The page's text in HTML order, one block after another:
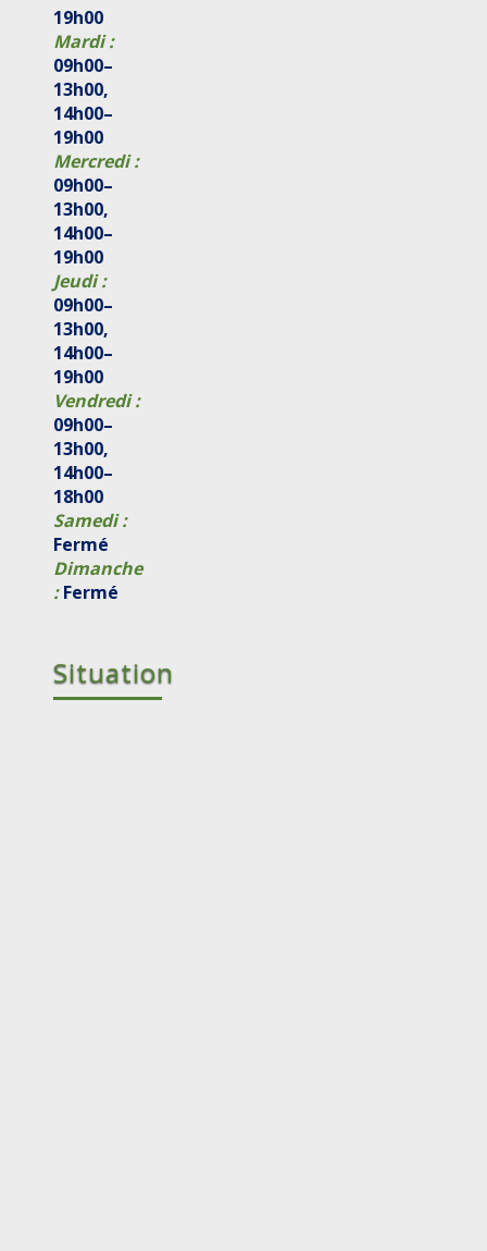
19h00
Mardi :
09h00–
13h00,
14h00–
19h00
Mercredi :
09h00–
13h00,
14h00–
19h00
Jeudi :
09h00–
13h00,
14h00–
19h00
Vendredi :
09h00–
13h00,
14h00–
18h00
Samedi :
Fermé
Dimanche
:Fermé
Situation